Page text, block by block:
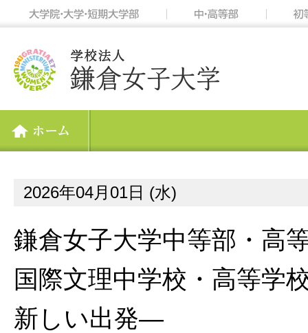
2026年04月01日 (水)
鎌倉女子大学中等部・高
国際文理中学校・高等学
新しい出発―